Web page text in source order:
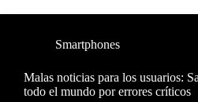
Smartphones
Malas noticias para los usuarios:
todo el mundo por errores críticos